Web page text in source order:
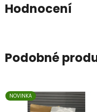
Hodnocení
Podobné
NOVINKA